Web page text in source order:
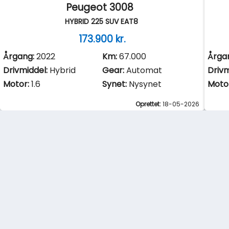
Peugeot 3008
HYBRID 225 SUV EAT8
173.900 kr.
Årgang:2022 Km:67.000
Drivmiddel: Hybrid Gear:Automat
Motor:1.6 Synet:Nysynet
Oprettet:18-05-2026